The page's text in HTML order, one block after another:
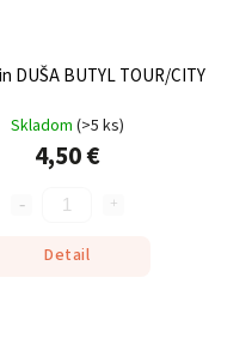
DUŠA BUTYL TOUR/CITY
Skladom (>5 ks)
4,50 €
Detail